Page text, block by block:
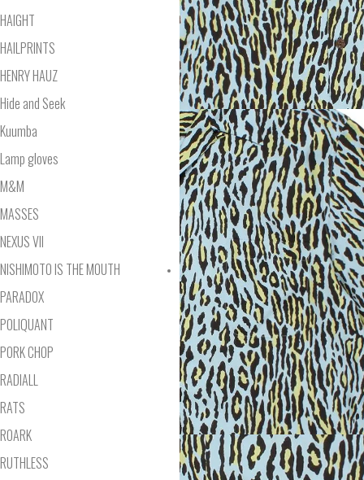
HAIGHT
HAILPRINTS
HENRY HAUZ
Hide and Seek
Kuumba
Lamp gloves
M&M
MASSES
NEXUS VII
NISHIMOTO IS THE MOUTH
PARADOX
POLIQUANT
PORK CHOP
RADIALL
RATS
ROARK
RUTHLESS